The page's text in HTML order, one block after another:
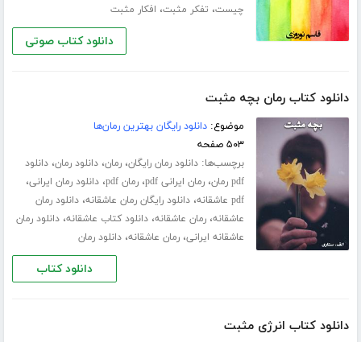
چیست، تفکر مثبت، افکار مثبت
دانلود کتاب صوتی
دانلود کتاب رمان بچه مثبت
موضوع:دانلود رایگان بهترین رمان‌ها
۵۰۳ صفحه
برچسب‌ها:دانلود رمان رایگان،رمان،دانلود رمان،دانلود
pdf رمان
،رمان ایرانی pdf ،رمان pdf ،دانلود رمان ایرانی،
pdf عاشقانه ،دانلود رایگان رمان عاشقانه،دانلود رمان
عاشقانه،رمان عاشقانه،دانلود کتاب عاشقانه،دانلود رمان
عاشقانه ایرانی،رمان عاشقانه،دانلود رمان
دانلود کتاب
دانلود کتاب انرژی مثبت